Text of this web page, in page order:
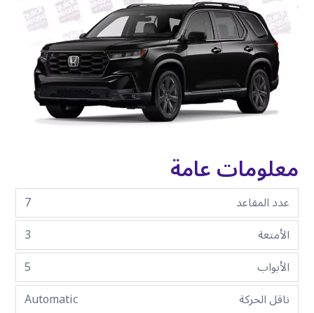
معلومات عامة
عدد المقاعد
7
الأمتعة
3
الأبواب
5
ناقل الحركة
Automatic